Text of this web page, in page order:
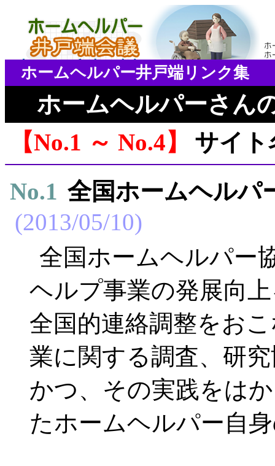
ホームヘルパー井戸端リンク集
ホームヘルパーさん
No.1 ～ No.4
サイト
No.1 全国ホームヘルパ
2013/05/10
全国ホームヘルパー
ヘルプ事業の発展向
全国的連絡調整をお
業に関する調査、研
かつ、その実践をは
たホームヘルパー自